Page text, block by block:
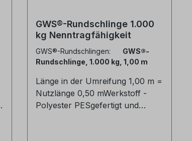
GWS®-Rundschlinge 1.000
kg Nenntragfähigkeit
GWS®-Rundschlingen: GWS®-
Rundschlinge, 1.000 kg, 1,00 m
Länge in der Umreifung 1,00 m =
Nutzlänge 0,50 mWerkstoff -
Polyester PESgefertigt und